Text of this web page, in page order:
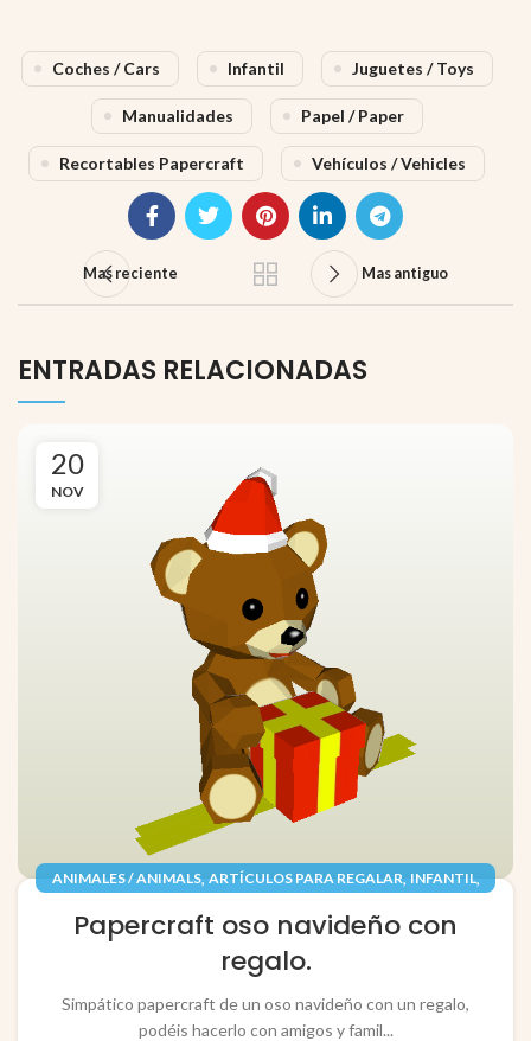
Coches / Cars Infantil Juguetes / Toys
Manualidades Papel / Paper
Recortables Papercraft Vehículos / Vehicles
Mas reciente Mas antiguo
ENTRADAS RELACIONADAS
20
NOV
ANIMALES / ANIMALS, ARTÍCULOS PARA REGALAR, INFANTIL,
RECORTABLES PAPERCRAFT
Papercraft oso navideño con
regalo.
Simpático papercraft de un oso navideño con un regalo,
podéis hacerlo con amigos y famil...